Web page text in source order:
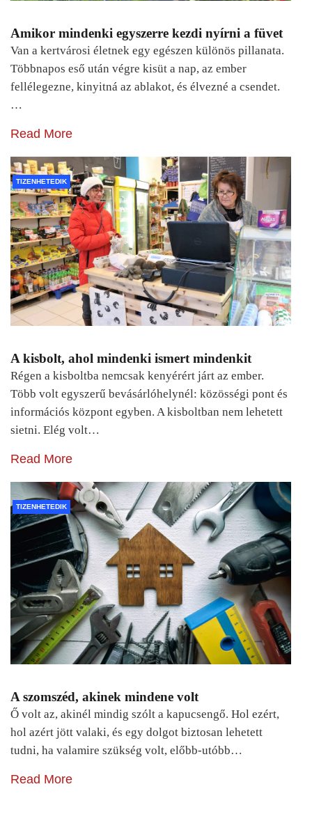
Amikor mindenki egyszerre kezdi nyírni a füvet
Van a kertvárosi életnek egy egészen különös pillanata.
Többnapos eső után végre kisüt a nap, az ember
fellélegezne, kinyitná az ablakot, és élvezné a csendet.
…
Read More
TIZENHETEDIK
A kisbolt, ahol mindenki ismert mindenkit
Régen a kisboltba nemcsak kenyérért járt az ember.
Több volt egyszerű bevásárlóhelynél: közösségi pont és
információs központ egyben. A kisboltban nem lehetett
sietni. Elég volt…
Read More
TIZENHETEDIK
A szomszéd, akinek mindene volt
Ő volt az, akinél mindig szólt a kapucsengő. Hol ezért,
hol azért jött valaki, és egy dolgot biztosan lehetett
tudni, ha valamire szükség volt, előbb-utóbb…
Read More